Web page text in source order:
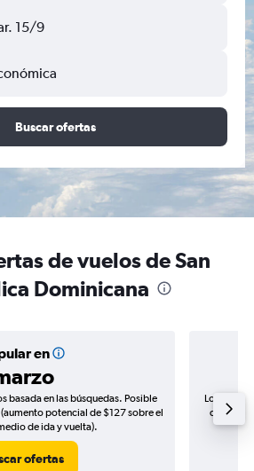
15/9
Buscar ofertas
de vuelos de San
Dominicana
en
basada en las búsquedas. Posible
potencial de $127 sobre el
de ida y vuelta).
ofertas
Los
de